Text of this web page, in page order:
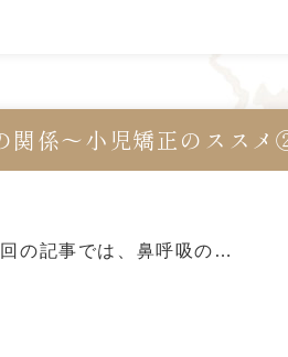
関係～小児矯正のススメ
の記事では、鼻呼吸の…